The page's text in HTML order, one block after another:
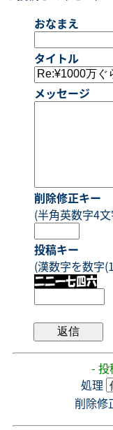
おなまえ
タイトル
メッセージ
削除修正キー
(半角英数字4
投稿キー
(漢数字を数字
- 投
処理
削除修